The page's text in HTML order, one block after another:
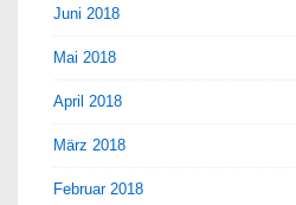
Juni 2018
Mai 2018
April 2018
März 2018
Februar 2018